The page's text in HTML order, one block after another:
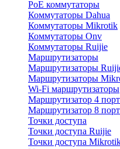
PoE коммутаторы
Коммутаторы Dahua
Коммутаторы Mikrotik
Коммутаторы Onv
Коммутаторы Ruijie
Маршрутизаторы
Маршрутизаторы
Маршрутизаторы
Wi-Fi маршрутизаторы
Маршрутизатор 4
Маршрутизатор 8
Точки доступа
Точки доступа Ruijie
Точки доступа